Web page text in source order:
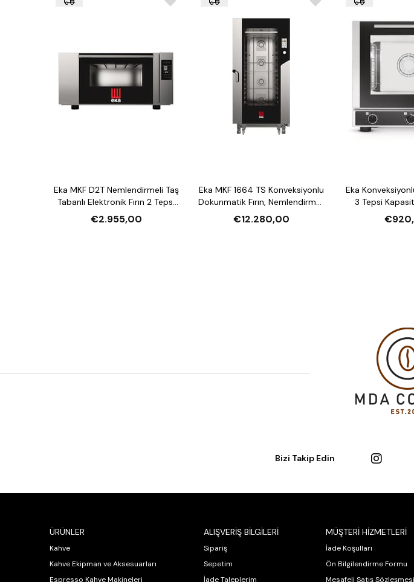
Eka MKF D2T Nemlendirmeli Taş
Tabanlı Elektronik Fırın 2 Tepsi
Kapasiteli Elektrikli
€2.955,00
Eka MKF 1664 TS Konveksiyonlu
Dokunmatik Fırın, Nemlendirmeli
16 Tepsi Kapasiteli Elektrikli
€12.280,00
Eka
3 Tepsi
Bizi Takip Edin
ÜRÜNLER
Kahve
Kahve Ekipman ve Aksesuarları
Espresso Kahve Makineleri
ALIŞVERİŞ BİLGİLERİ
Sipariş
Sepetim
İade Taleplerim
MÜŞTERİ HİZMETLERİ
İade Koşulları
Ön Bilgilendirme Formu
Mesafeli Satış Sözleşmesi